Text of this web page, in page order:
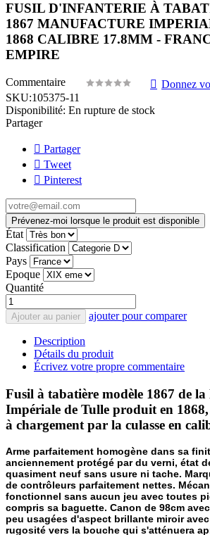
FUSIL D'INFANTERIE À
1867 MANUFACTURE
1868 CALIBRE 17.8MM -
EMPIRE
Commentaire
Donnez
SKU:105375-11
Disponibilité: En rupture de stock
Partager
Partager
Tweet
Pinterest
Prévenez-moi lorsque le produit est disponible
État
Classification
Pays
Epoque
Quantité
Ajouter au panier ajouter pour comparer
Description
Détails du produit
Écrivez votre propre commentaire
Fusil à tabatière modèle 1867 de
Impériale de Tulle produit en
à chargement par la culasse en
Arme parfaitement homogène dans sa
anciennement protégé par du verni, état
quasiment neuf sans usure ni tache.
de contrôleurs parfaitement nettes.
fonctionnel sans aucun jeu avec toutes
compris sa baguette. Canon de 98cm
peu usagées d'aspect brillante miroir
rugosité vers la bouche qui s'atténuera